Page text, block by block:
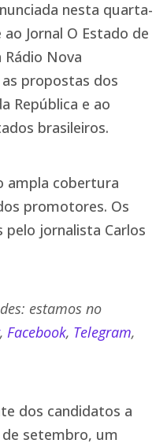
nesta quarta-
Jornal O Estado de
Rádio Nova
propostas dos
República e ao
brasileiros.
ampla cobertura
promotores. Os
jornalista Carlos
estamos no
, Facebook, Telegram,
dos candidatos a
setembro, um